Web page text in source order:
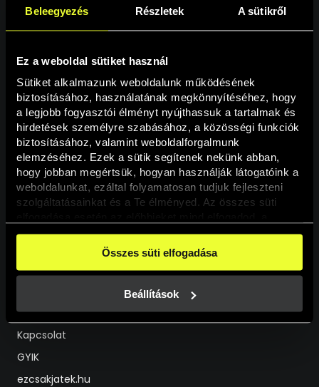
Beleegyezés Részletek A sütikről
Ez a weboldal sütiket használ
Sütiket alkalmazunk weboldalunk működésének
biztosításához, használatának megkönnyítéséhez, hogy
a legjobb fogyasztói élményt nyújthassuk a tartalmak és
hirdetések személyre szabásához, a közösségi funkciók
biztosításához, valamint weboldalforgalmunk
elemzéséhez. Ezek a sütik segítenek nekünk abban,
hogy jobban megértsük, hogyan használják látogatóink a
weboldalunkat, ezáltal folyamatosan tudjuk fejleszteni
szolgáltatásainkat és a Te élményed. Az összes süti
beállításokban pedig egyesével dönthethetsz arról, hogy
a weboldal használatához elengedhetetlen sütiken kívül
A weboldalainkon használt sütikről további információkat
erre a linkre kattintva a Süti tájékoztatónkban
Összes süti elfogadása
Beállítások
Vegas.hu online kaszinó engedélyünket
Vegas Sports távszerencsejáték engedélyünketezen a linken
el.
FELÜGYELET
Látogass el aszerencsejáték-felügyeleti hatóságoldalára!
Live Chat
Kapcsolat
GYIK
ezcsakjatek.hu